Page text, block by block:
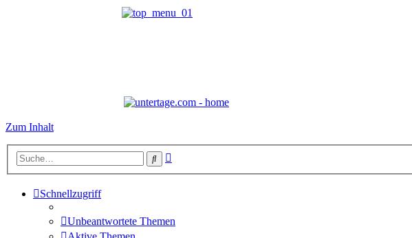
Zum Inhalt
Suche
Schnellzugriff
Unbeantwortete Themen